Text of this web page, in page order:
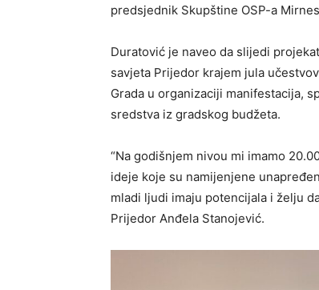
predsjednik Skupštine OSP-a
Duratović je naveo da slijedi
savjeta Prijedor krajem jula
Grada u organizaciji manifestacija,
sredstva iz gradskog budžeta.
“Na godišnjem nivou mi imamo
ideje koje su namijenjene
mladi ljudi imaju potencijala i želju
Prijedor Anđela Stanojević.